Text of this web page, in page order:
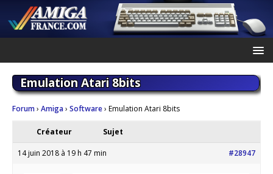
Emulation Atari 8bits
Forum› Amiga› Software› Emulation Atari 8bits
Créateur Sujet
14 juin 2018 à 19 h 47 min #28947